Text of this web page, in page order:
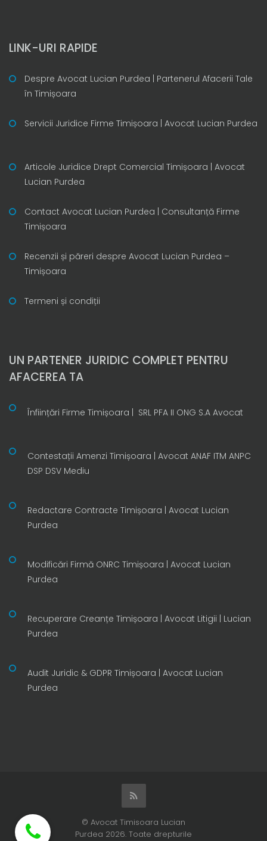
LINK-URI RAPIDE
Despre Avocat Lucian Purdea | Partenerul Afacerii Tale
în Timișoara
Servicii Juridice Firme Timișoara | Avocat Lucian Purdea
Articole Juridice Drept Comercial Timișoara | Avocat
Lucian Purdea
Contact Avocat Lucian Purdea | Consultanță Firme
Timișoara
Recenzii și păreri despre Avocat Lucian Purdea –
Timișoara
Termeni și condiții
UN PARTENER JURIDIC COMPLET PENTRU
AFACEREA TA
Înființări Firme Timișoara | SRL PFA II ONG S.A Avocat
Contestații Amenzi Timișoara | Avocat ANAF ITM ANPC
DSP DSV Mediu
Redactare Contracte Timișoara | Avocat Lucian
Purdea
Modificări Firmă ONRC Timișoara | Avocat Lucian
Purdea
Recuperare Creanțe Timișoara | Avocat Litigii | Lucian
Purdea
Audit Juridic & GDPR Timișoara | Avocat Lucian
Purdea
© Avocat Timisoara Lucian
Purdea 2026. Toate drepturile